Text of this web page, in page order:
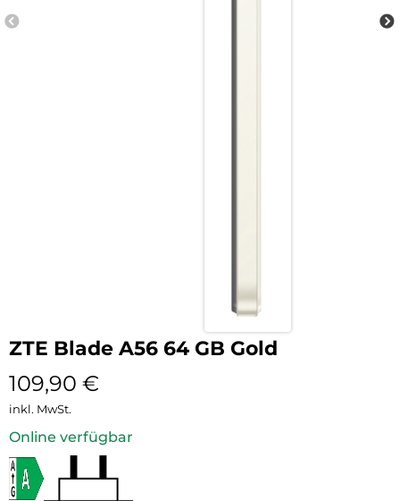
ZTE Blade A56 64 GB Gold
109,90 €
inkl. MwSt.
Online verfügbar